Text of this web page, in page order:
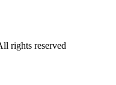
rights reserved